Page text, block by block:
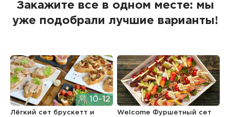
Закажите все в одном месте: мы
уже подобрали лучшие варианты!
10-12
Лёгкий сет брускетт и
Welcome Фуршетный сет